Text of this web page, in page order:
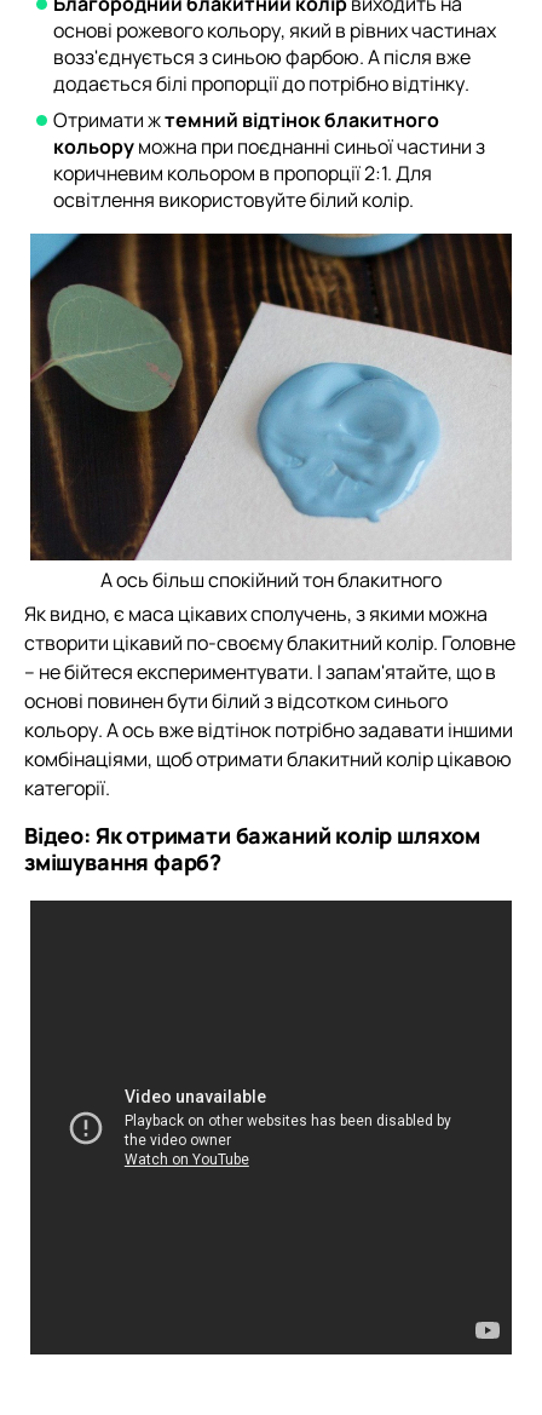
основі рожевого кольору, який в рівних частинах
возз'єднується з синьою фарбою. А після вже
додається білі пропорції до потрібно відтінку.
Отримати жтемний відтінок блакитного
кольоруможна при поєднанні синьої частини з
коричневим кольором в пропорції 2:1. Для
освітлення використовуйте білий колір.
А ось більш спокійний тон блакитного
Як видно, є маса цікавих сполучень, з якими можна
створити цікавий по-своєму блакитний колір. Головне
– не бійтеся експериментувати. І запам'ятайте, що в
основі повинен бути білий з відсотком синього
кольору. А ось вже відтінок потрібно задавати іншими
комбінаціями, щоб отримати блакитний колір цікавою
категорії.
Відео: Як отримати бажаний колір шляхом
змішування фарб?